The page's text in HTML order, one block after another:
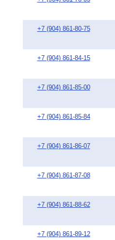
+7 (904) 861-80-75
+7 (904) 861-84-15
+7 (904) 861-85-00
+7 (904) 861-85-84
+7 (904) 861-86-07
+7 (904) 861-87-08
+7 (904) 861-88-62
+7 (904) 861-89-12